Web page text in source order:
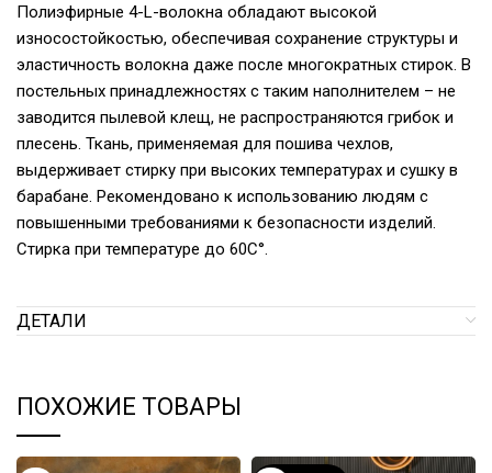
Полиэфирные 4-L-волокна обладают высокой
износостойкостью, обеспечивая сохранение структуры и
эластичность волокна даже после многократных стирок. В
постельных принадлежностях с таким наполнителем – не
заводится пылевой клещ, не распространяются грибок и
плесень. Ткань, применяемая для пошива чехлов,
выдерживает стирку при высоких температурах и сушку в
барабане. Рекомендовано к использованию людям с
повышенными требованиями к безопасности изделий.
Стирка при температуре до 60С°.
ДЕТАЛИ
ПОХОЖИЕ ТОВАРЫ